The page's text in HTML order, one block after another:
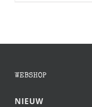
WEBSHOP
NIEUW